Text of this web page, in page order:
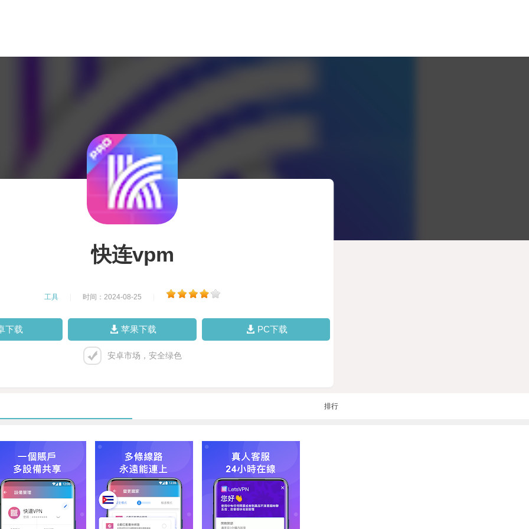
快连vpm
工具 时间：2024-08-25
下载 苹果下载 PC下载
安卓市场，安全绿色
排行